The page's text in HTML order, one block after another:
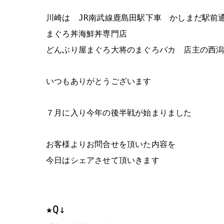
川崎は JR南武線鹿島田駅下車 かしまだ駅前
まぐろ丼海鮮丼専門店
どんぶり屋まぐろ大将のまぐろバカ 店主の西
いつもありがとうございます
７月に入り今年の後半戦が始まりました
お客様よりお問合せを頂いた内容を
今日はシェアさせて頂いきます
★Q↓